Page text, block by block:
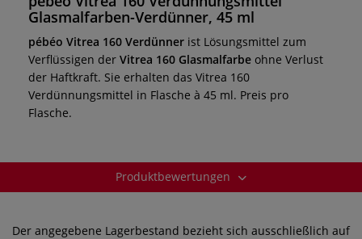
Glasmalfarben-Verdünner, 45 ml
pébéo Vitrea 160 Verdünner ist Lösungsmittel zum
Verflüssigen der Vitrea 160 Glasmalfarbe ohne Verlust
der Haftkraft. Sie erhalten das Vitrea 160
Verdünnungsmittel in Flasche à 45 ml. Preis pro
Flasche.
Produktbewertungen
Der angegebene Lagerbestand bezieht sich ausschließlich auf